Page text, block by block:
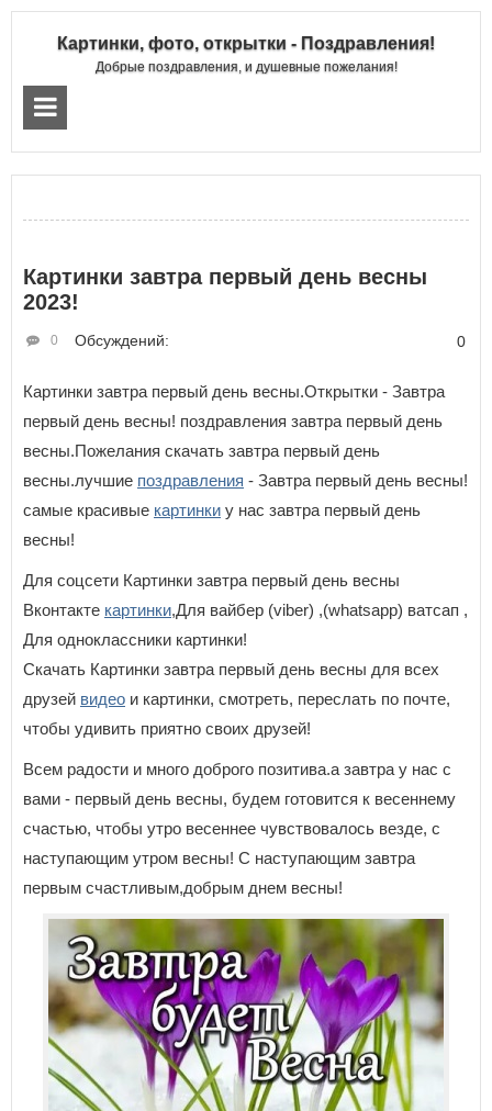
Картинки, фото, открытки - Поздравления!
Добрые поздравления, и душевные пожелания!
Картинки завтра первый день весны
2023!
Обсуждений:
0 0
Картинки завтра первый день весны.Открытки - Завтра
первый день весны! поздравления завтра первый день
весны.Пожелания скачать завтра первый день
весны.лучшие поздравления - Завтра первый день весны!
самые красивые картинки у нас завтра первый день
весны!
Для соцсети Картинки завтра первый день весны
Вконтакте картинки,Для вайбер (viber) ,(whatsapp) ватсап ,
Для одноклассники картинки!
Скачать Картинки завтра первый день весны для всех
друзей видео и картинки, смотреть, переслать по почте,
чтобы удивить приятно своих друзей!
Всем радости и много доброго позитива.а завтра у нас с
вами - первый день весны, будем готовится к весеннему
счастью, чтобы утро весеннее чувствовалось везде, с
наступающим утром весны! С наступающим завтра
первым счастливым,добрым днем весны!